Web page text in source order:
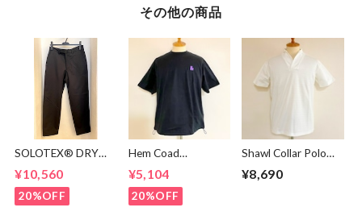
その他の商品
SOLOTEX® DRY
Tapered Pants
Black
¥10,560
20%OFF
Hem Coad
Embroidery T-
shirts Black /
Puple
¥5,104
20%OFF
Shawl Collar Polo
Shirts White
¥8,690